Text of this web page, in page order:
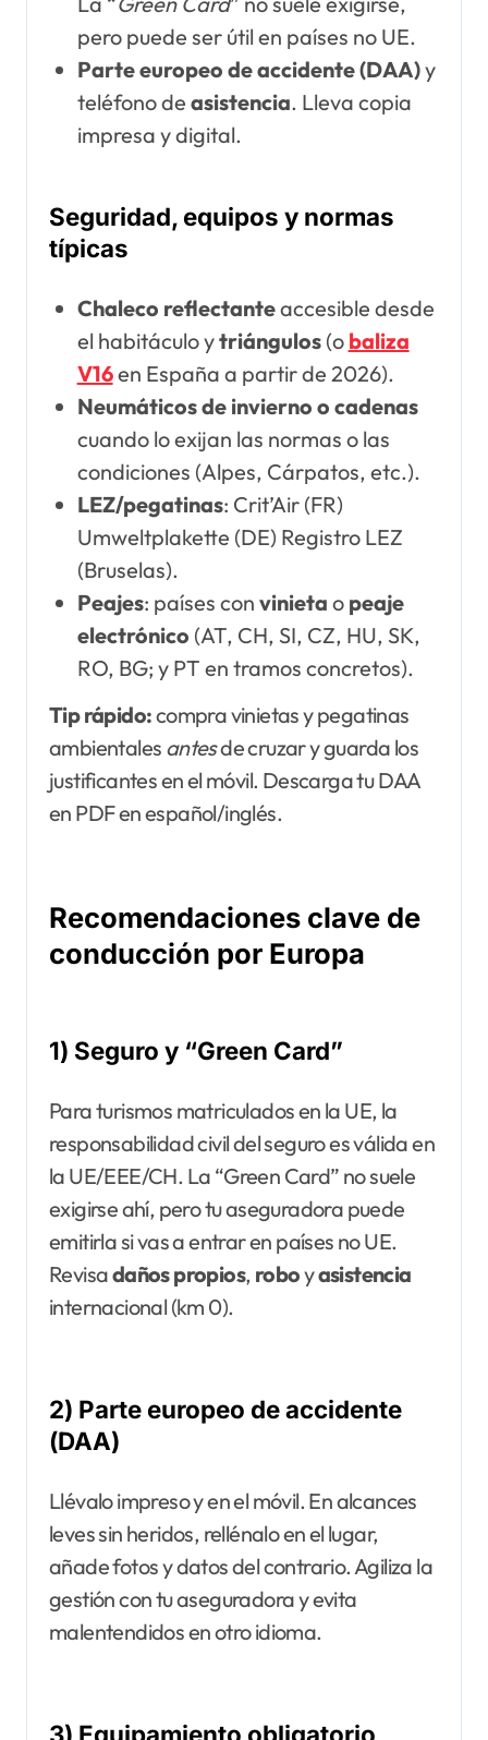
pero puede ser útil en países no UE.
Parte europeo de accidente (DAA)y
teléfono de asistencia. Lleva copia
impresa y digital.
Seguridad, equipos y normas
típicas
Chaleco reflectanteaccesible desde
el habitáculo ytriángulos(o baliza
V16en España a partir de 2026).
Neumáticos de invierno o cadenas
cuando lo exijan las normas o las
condiciones (Alpes, Cárpatos, etc.).
LEZ/pegatinas: Crit’Air (FR)
Umweltplakette (DE) Registro LEZ
(Bruselas).
Peajes: países con vinieta o peaje
electrónico (AT, CH, SI, CZ, HU, SK,
RO, BG; y PT en tramos concretos).
Tip rápido:compra vinietas y pegatinas
ambientales antesde cruzar y guarda los
justificantes en el móvil. Descarga tu DAA
en PDF en español/inglés.
Recomendaciones clave de
conducción por Europa
1) Seguro y “Green Card”
Para turismos matriculados en la UE, la
responsabilidad civil del seguro es válida en
la UE/EEE/CH. La “Green Card” no suele
exigirse ahí, pero tu aseguradora puede
emitirla si vas a entrar en países no UE.
Revisadaños propios, roboyasistencia
internacional (km 0).
2) Parte europeo de accidente
(DAA)
Llévalo impreso y en el móvil. En alcances
leves sin heridos, rellénalo en el lugar,
añade fotos y datos del contrario. Agiliza la
gestión con tu aseguradora y evita
malentendidos en otro idioma.
3) Equipamiento obligatorio